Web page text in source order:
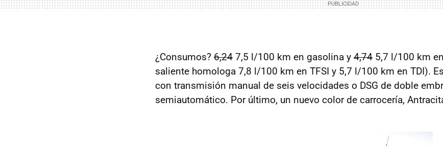
¿Consumos? 6,24 7,5 l/100 km en gasolina y 4,74 5,7 l/100 km
saliente homologa 7,8 l/100 km en TFSI y 5,7 l/100 km en TDI).
con transmisión manual de seis velocidades o DSG de doble
semiautomático. Por último, un nuevo color de carrocería,